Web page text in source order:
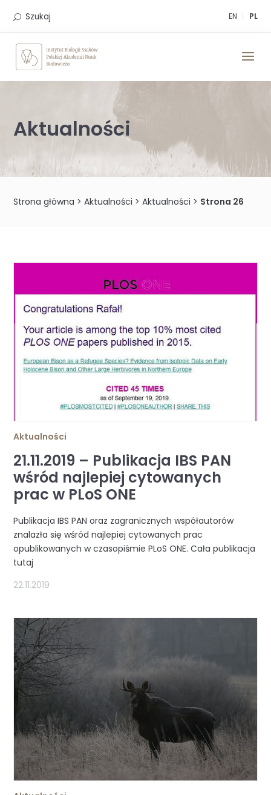
EN PL
Szukaj
Aktualności
Strona główna >Aktualności >Aktualności > Strona 26
Aktualności
21.11.2019 – Publikacja IBS PAN
wśród najlepiej cytowanych
prac w PLoS ONE
Publikacja IBS PAN oraz zagranicznych współautorów
znalazła się wśród najlepiej cytowanych prac
opublikowanych w czasopiśmie PLoS ONE. Cała publikacja
tutaj
22.11.2019